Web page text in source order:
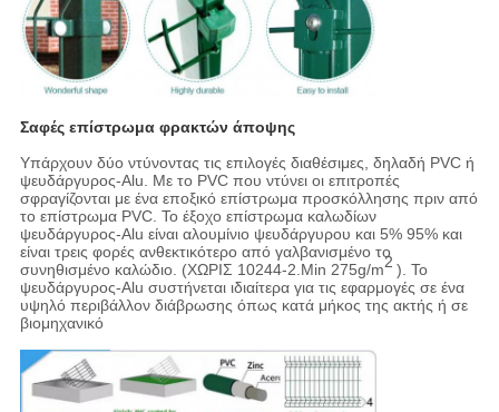
Σαφές επίστρωμα φρακτών άποψης
Υπάρχουν δύο ντύνοντας τις επιλογές διαθέσιμες, δηλαδή PVC ή
ψευδάργυρος-Alu. Με το PVC που ντύνει οι επιτροπές
σφραγίζονται με ένα εποξικό επίστρωμα προσκόλλησης πριν από
το επίστρωμα PVC. Το έξοχο επίστρωμα καλωδίων
ψευδάργυρος-Alu είναι αλουμίνιο ψευδάργυρου και 5% 95% και
είναι τρεις φορές ανθεκτικότερο από γαλβανισμένο το
συνηθισμένο καλώδιο. (ΧΩΡΙΣ 10244-2.Min 275g/m2 ). Το
ψευδάργυρος-Alu συστήνεται ιδιαίτερα για τις εφαρμογές σε ένα
υψηλό περιβάλλον διάβρωσης όπως κατά μήκος της ακτής ή σε
βιομηχανικό